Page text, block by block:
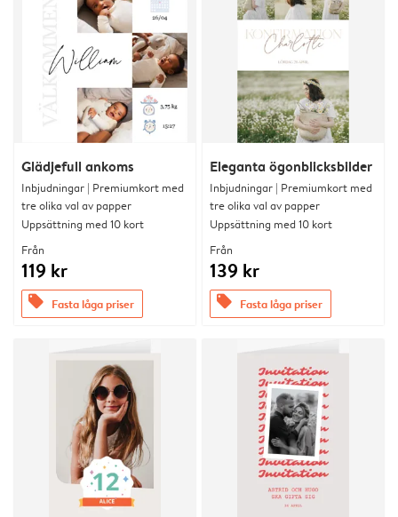
Glädjefull ankoms
Inbjudningar | Premiumkort med
tre olika val av papper
Uppsättning med 10 kort
Från
119 kr
offers Fasta låga priser
Eleganta ögonblicksbilder
Inbjudningar | Premiumkort med
tre olika val av papper
Uppsättning med 10 kort
Från
139 kr
offers Fasta låga priser